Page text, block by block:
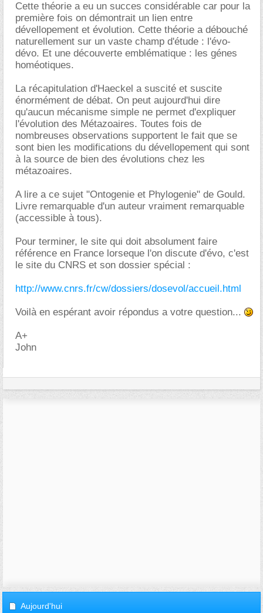
Cette théorie a eu un succes considérable car pour la
première fois on démontrait un lien entre
dévellopement et évolution. Cette théorie a débouché
naturellement sur un vaste champ d'étude : l'évo-
dévo. Et une découverte emblématique : les génes
homéotiques.
La récapitulation d'Haeckel a suscité et suscite
énormément de débat. On peut aujourd'hui dire
qu'aucun mécanisme simple ne permet d'expliquer
l'évolution des Métazoaires. Toutes fois de
nombreuses observations supportent le fait que se
sont bien les modifications du dévellopement qui sont
à la source de bien des évolutions chez les
métazoaires.
A lire a ce sujet "Ontogenie et Phylogenie" de Gould.
Livre remarquable d'un auteur vraiment remarquable
(accessible à tous).
Pour terminer, le site qui doit absolument faire
référence en France lorseque l'on discute d'évo, c'est
le site du CNRS et son dossier spécial :
http://www.cnrs.fr/cw/dossiers/dosevol/accueil.html
Voilà en espérant avoir répondus a votre question...
A+
John
Aujourd'hui